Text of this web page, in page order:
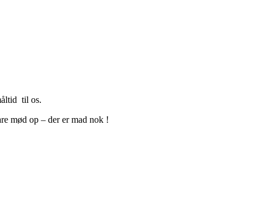
til os.
mød op – der er mad nok !